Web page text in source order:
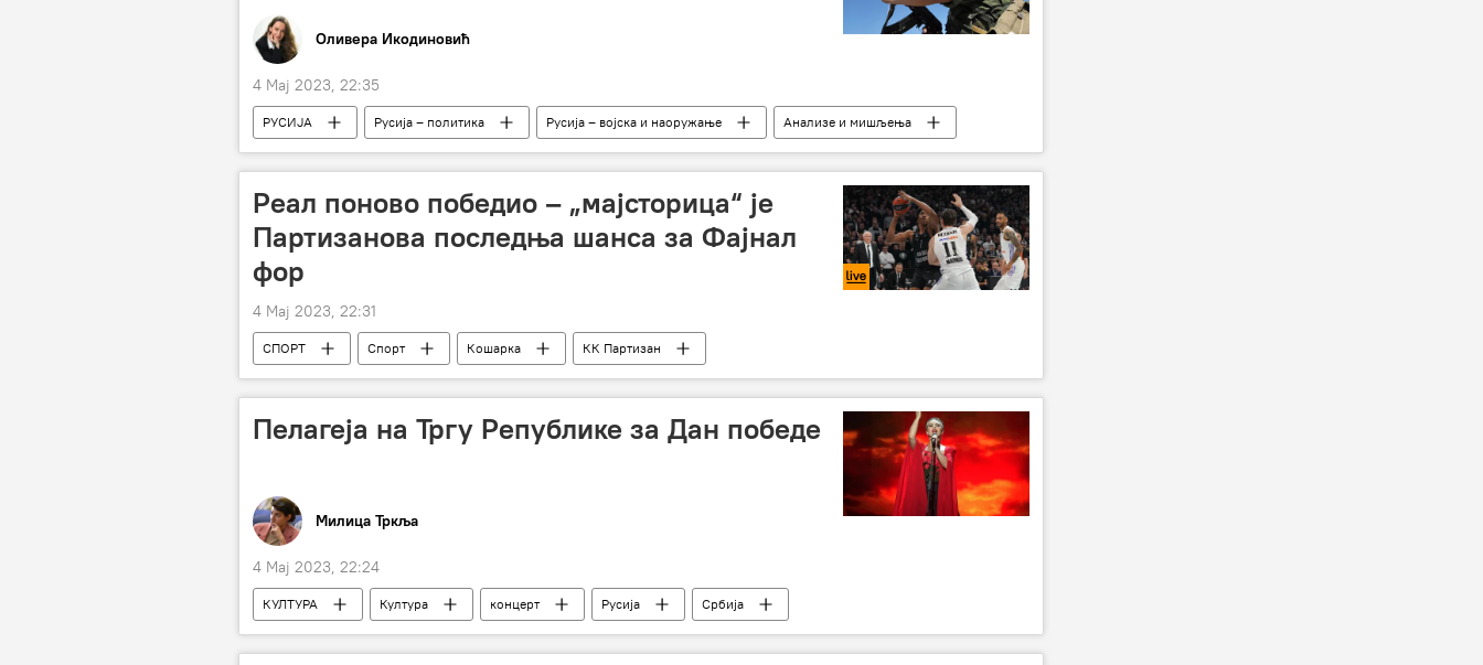
Оливера Икодиновић
4 Мај 2023, 22:35
РУСИЈА Русија – политика Русија – војска и наоружање
Анализе и мишљења
Специјална војна операција у Украјини – вести
Придњестровље
миротворци
Реал поново победио – „мајсторица“ је
Партизанова последња шанса за Фајнал
фор
4 Мај 2023, 22:31
СПОРТ Спорт Кошарка КК Партизан
Пелагеја на Тргу Републике за Дан победе
Милица Тркља
4 Мај 2023, 22:24
КУЛТУРА Култура концерт Русија
Србија
9. мај (Дан победе на фашизмом)